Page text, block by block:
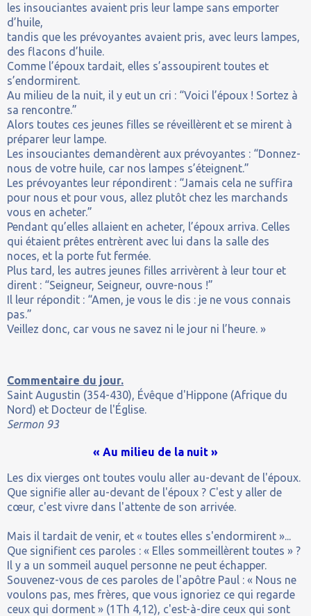
les insouciantes avaient pris leur lampe sans emporter
d’huile,
tandis que les prévoyantes avaient pris, avec leurs lampes,
des flacons d’huile.
Comme l’époux tardait, elles s’assoupirent toutes et
s’endormirent.
Au milieu de la nuit, il y eut un cri : “Voici l’époux ! Sortez à
sa rencontre.”
Alors toutes ces jeunes filles se réveillèrent et se mirent à
préparer leur lampe.
Les insouciantes demandèrent aux prévoyantes : “Donnez-
nous de votre huile, car nos lampes s’éteignent.”
Les prévoyantes leur répondirent : “Jamais cela ne suffira
pour nous et pour vous, allez plutôt chez les marchands
vous en acheter.”
Pendant qu’elles allaient en acheter, l’époux arriva. Celles
qui étaient prêtes entrèrent avec lui dans la salle des
noces, et la porte fut fermée.
Plus tard, les autres jeunes filles arrivèrent à leur tour et
dirent : “Seigneur, Seigneur, ouvre-nous !”
Il leur répondit : “Amen, je vous le dis : je ne vous connais
pas.”
Veillez donc, car vous ne savez ni le jour ni l’heure. »
Commentaire du jour.
Saint Augustin (354-430), Évêque d'Hippone (Afrique du
Nord) et Docteur de l'Église.
Sermon 93
« Au milieu de la nuit »
Les dix vierges ont toutes voulu aller au-devant de l'époux.
Que signifie aller au-devant de l'époux ? C'est y aller de
cœur, c'est vivre dans l'attente de son arrivée.
Mais il tardait de venir, et « toutes elles s'endormirent »...
Que signifient ces paroles : « Elles sommeillèrent toutes » ?
Il y a un sommeil auquel personne ne peut échapper.
Souvenez-vous de ces paroles de l'apôtre Paul : « Nous ne
voulons pas, mes frères, que vous ignoriez ce qui regarde
ceux qui dorment » (1Th 4,12), c'est-à-dire ceux qui sont